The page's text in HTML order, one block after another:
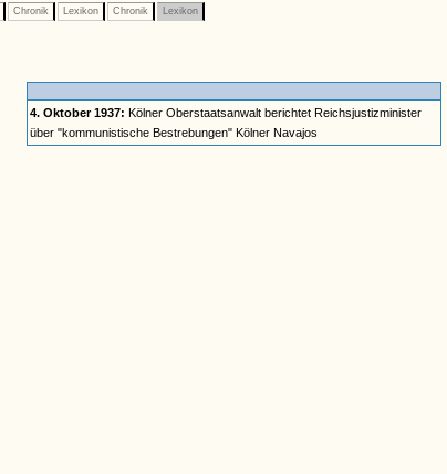
Chronik Lexikon Chronik Lexikon
4. Oktober 1937: Kölner Oberstaatsanwalt berichtet Reichsjustizminister
über "kommunistische Bestrebungen" Kölner Navajos